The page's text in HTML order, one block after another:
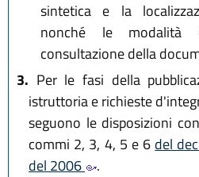
sintetica e la
nonché le
consultazione della
3. Per le fasi della
istruttoria e richieste
seguono le disposizioni
commi 2, 3, 4, 5 e 6 del
del 2006
.